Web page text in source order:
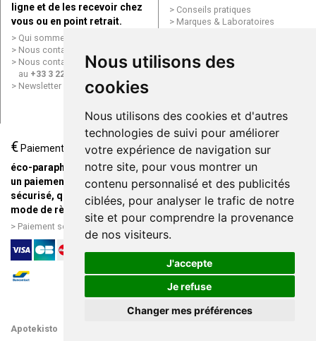
Nous utilisons des
cookies
Nous utilisons des cookies et d'autres
technologies de suivi pour améliorer
votre expérience de navigation sur
notre site, pour vous montrer un
contenu personnalisé et des publicités
ciblées, pour analyser le trafic de notre
site et pour comprendre la provenance
de nos visiteurs.
J'accepte
Je refuse
Changer mes préférences
ligne et de les recevoir chez
vous ou en point retrait.
Qui sommes nous ?
Nous contacter par e-mail
Nous contacter par téléphone
au +33 3 22 71 64 10
Newsletter
Conseils pratiques
Marques & Laboratoires
Mentions légales
Données personnelles
ligne
€Paiement
éco-parapharmacie.fr offre
un paiement entièrement
sécurisé, quel que soit le
mode de règlement
Paiement sécurisé et simple
Livraison / Point retrait
Commandez en ligne et
recevez votre commande
rapidement chez vous ou en
point retrait
Livraison chez vous ou en
Apotekisto